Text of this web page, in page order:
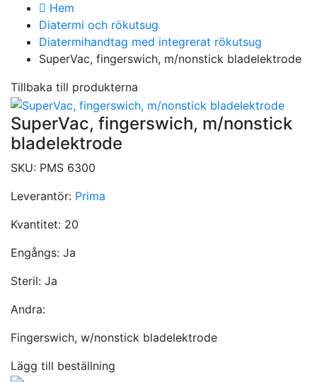
Hem
Diatermi och rökutsug
Diatermihandtag med integrerat rökutsug
SuperVac, fingerswich, m/nonstick bladelektrode
Tillbaka till produkterna
SuperVac, fingerswich, m/nonstick
bladelektrode
SKU: PMS 6300
Leverantör: Prima
Kvantitet: 20
Engångs: Ja
Steril: Ja
Andra:
Fingerswich, w/nonstick bladelektrode
Lägg till beställning